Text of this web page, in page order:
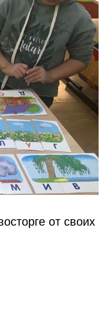
от своих